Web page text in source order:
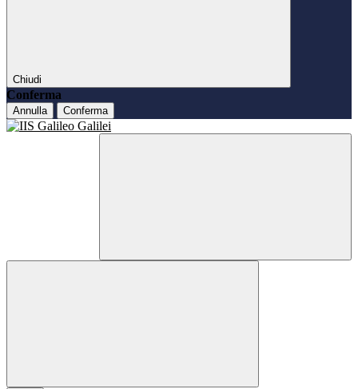
Chiudi
Conferma
Annulla Conferma